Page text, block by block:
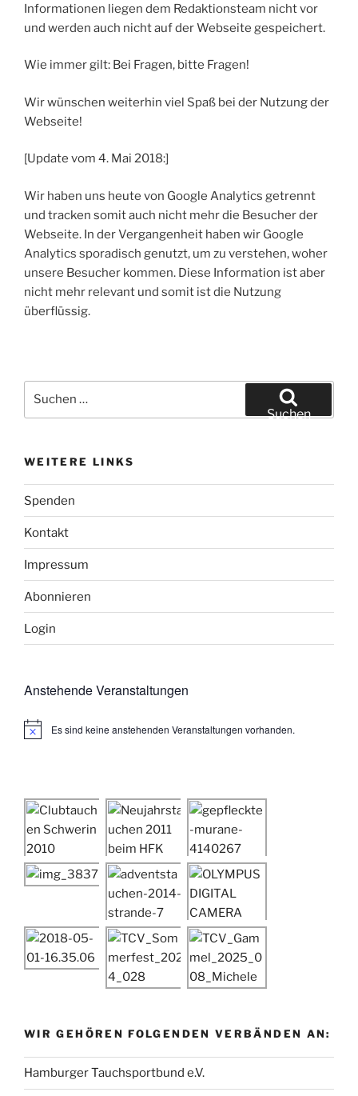
Informationen liegen dem Redaktionsteam nicht vor
und werden auch nicht auf der Webseite gespeichert.
Wie immer gilt: Bei Fragen, bitte Fragen!
Wir wünschen weiterhin viel Spaß bei der Nutzung der
Webseite!
[Update vom 4. Mai 2018:]
Wir haben uns heute von Google Analytics getrennt
und tracken somit auch nicht mehr die Besucher der
Webseite. In der Vergangenheit haben wir Google
Analytics sporadisch genutzt, um zu verstehen, woher
unsere Besucher kommen. Diese Information ist aber
nicht mehr relevant und somit ist die Nutzung
überflüssig.
nach:
Suchen
WEITERE LINKS
Spenden
Kontakt
Impressum
Abonnieren
Login
Anstehende Veranstaltungen
H
i
s
Es sind keine anstehenden Veranstaltungen vorhanden.
WIR GEHÖREN FOLGENDEN VERBÄNDEN AN:
Hamburger Tauchsportbund e.V.